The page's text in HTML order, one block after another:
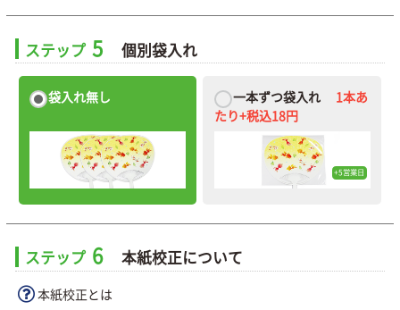
ステップ 5 個別袋入れ
袋入れ無し 一本ずつ袋入れ
1本あ
たり+税込18円
+5営業日
ステップ 6 本紙校正について
本紙校正とは